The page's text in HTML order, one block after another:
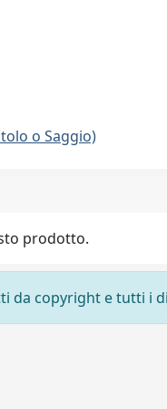
o Saggio)
prodotto.
da copyright e tutti i